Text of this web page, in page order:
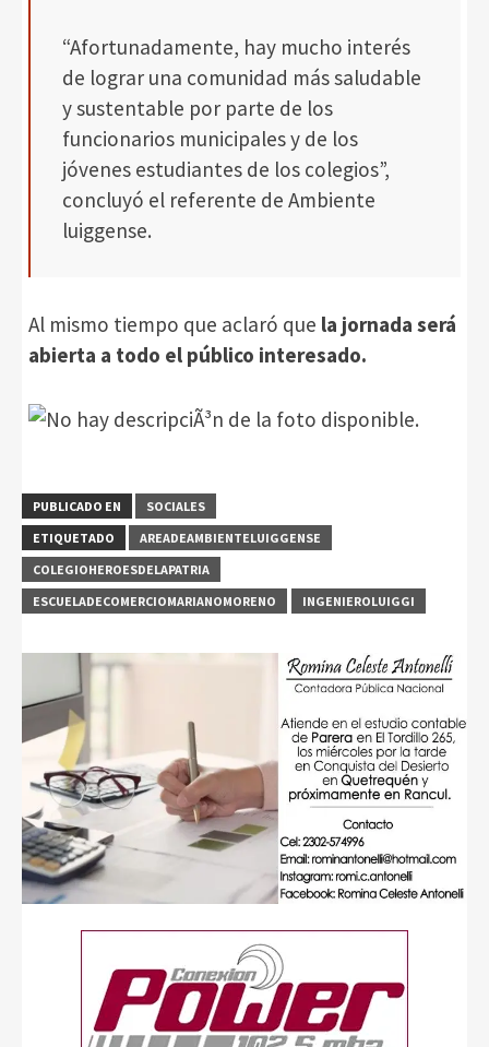
“Afortunadamente, hay mucho interés
de lograr una comunidad más saludable
y sustentable por parte de los
funcionarios municipales y de los
jóvenes estudiantes de los colegios”,
concluyó el referente de Ambiente
luiggense.
Al mismo tiempo que aclaró que la jornada será
abierta a todo el público interesado.
PUBLICADO EN
SOCIALES
ETIQUETADO
AREADEAMBIENTELUIGGENSE
COLEGIOHEROESDELAPATRIA
ESCUELADECOMERCIOMARIANOMORENO
INGENIEROLUIGGI